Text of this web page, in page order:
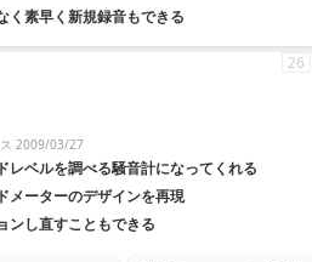
く素早く新規録音もできる
ス 2009/03/27
レベルを調べる騒音計になってくれる
メーターのデザインを再現
ンし直すこともできる
26